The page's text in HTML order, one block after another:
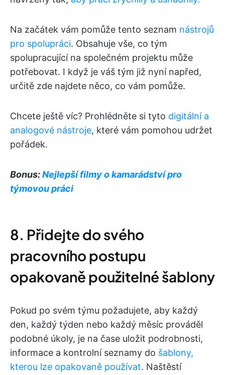
Na začátek vám pomůže tento seznam nástrojů
pro spolupráci. Obsahuje vše, co tým
spolupracující na společném projektu může
potřebovat. I když je váš tým již nyní napřed,
určitě zde najdete něco, co vám pomůže.
Chcete ještě víc? Prohlédněte si tyto digitální a
analogové nástroje, které vám pomohou udržet
pořádek.
Bonus:Nejlepší filmy o kamarádství pro
týmovou práci
8. Přidejte do svého
pracovního postupu
opakovaně použitelné šablony
Pokud po svém týmu požadujete, aby každý
den, každý týden nebo každý měsíc prováděl
podobné úkoly, je na čase uložit podrobnosti,
informace a kontrolní seznamy do šablony,
kterou lze opakovaně používat. Naštěstí